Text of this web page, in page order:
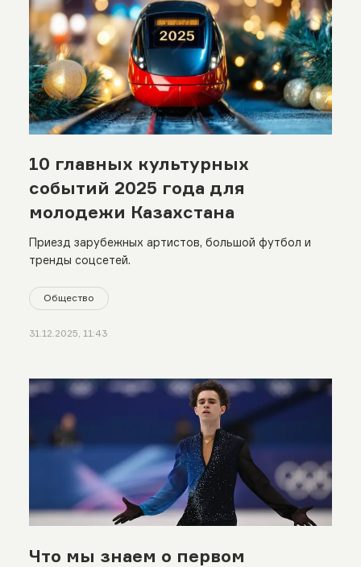
10 главных культурных
событий 2025 года для
молодежи Казахстана
Приезд зарубежных артистов, большой футбол и
тренды соцсетей.
Общество
31.12.2025, 11:43
Что мы знаем о первом